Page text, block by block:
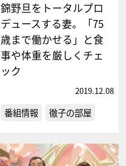
錦野旦をトータルプロ
デュースする妻。「75
歳まで働かせる」と食
事や体重を厳しくチェ
ック
2019.12.08
番組情報 徹子の部屋